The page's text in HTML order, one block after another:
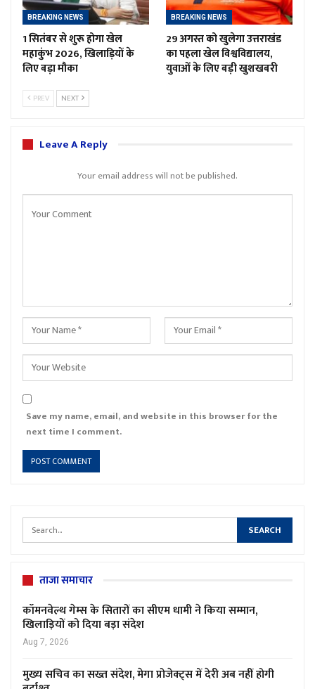
BREAKING NEWS
1 सितंबर से शुरू होगा खेल
महाकुंभ 2026, खिलाड़ियों के
लिए बड़ा मौका
BREAKING NEWS
29 अगस्त को खुलेगा उत्तराखंड
का पहला खेल विश्वविद्यालय,
युवाओं के लिए बड़ी खुशखबरी
PREV NEXT
Leave A Reply
Your email address will not be published.
Save my name, email, and website in this browser for the
next time I comment.
ताजा समाचार
कॉमनवेल्थ गेम्स के सितारों का सीएम धामी ने किया सम्मान,
खिलाड़ियों को दिया बड़ा संदेश
Aug 7, 2026
मुख्य सचिव का सख्त संदेश, मेगा प्रोजेक्ट्स में देरी अब नहीं होगी